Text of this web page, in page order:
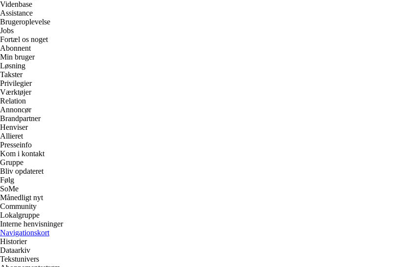
Videnbase
Assistance
Brugeroplevelse
Jobs
Fortæl os noget
Abonnent
Min bruger
Løsning
Takster
Privilegier
Værktøjer
Relation
Annoncør
Brandpartner
Henviser
Allieret
Presseinfo
Kom i kontakt
Gruppe
Bliv opdateret
Følg
SoMe
Månedligt nyt
Community
Lokalgruppe
Interne henvisninger
Navigationskort
Historier
Dataarkiv
Tekstunivers